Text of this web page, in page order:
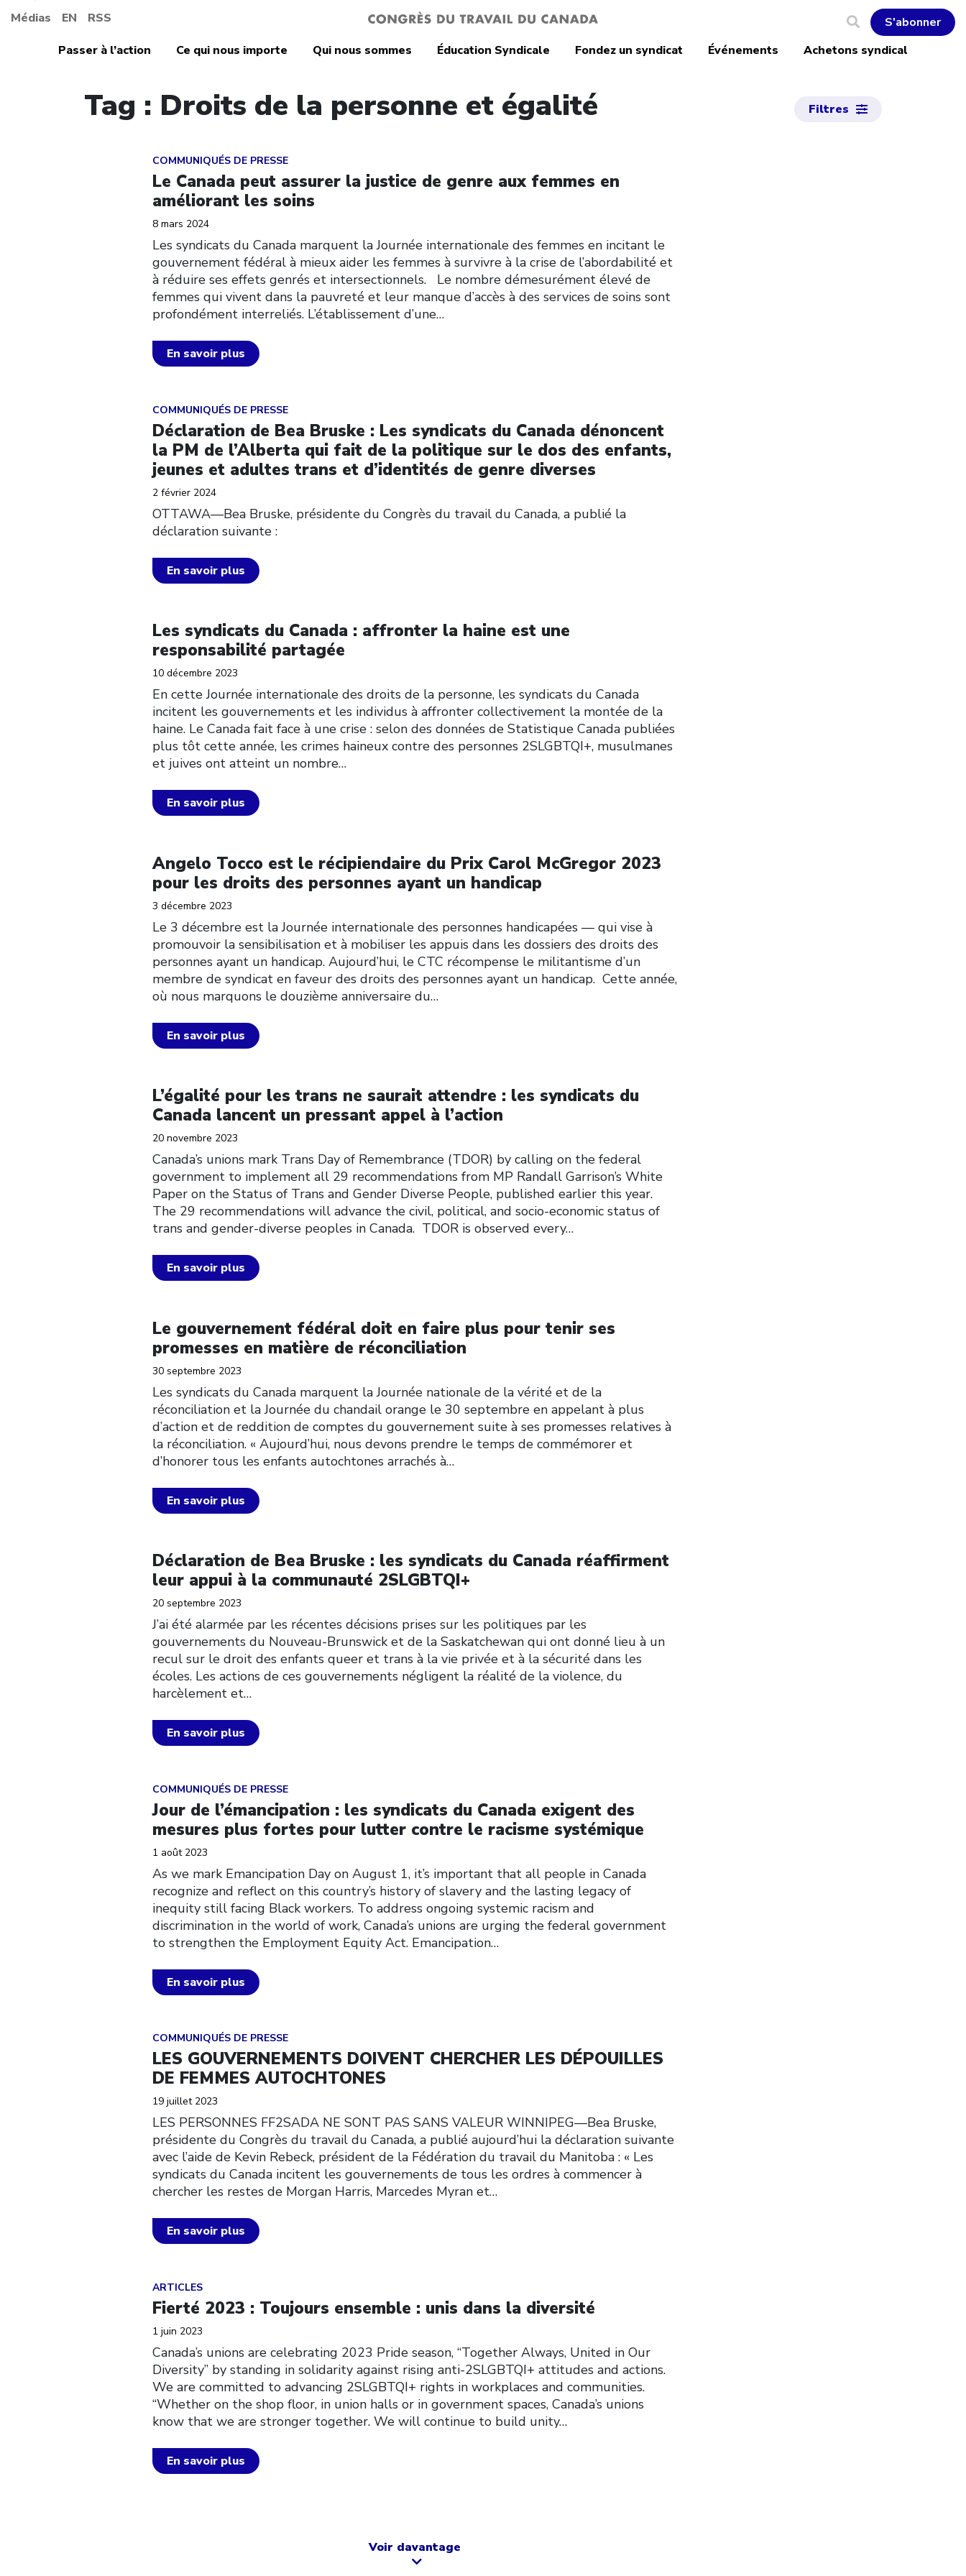
Médias EN RSS
S'abonner
Passer à l’action
Ce qui nous importe Qui nous sommes Éducation Syndicale Fondez un syndicat Événements Achetons syndical
Tag : Droits de la personne et égalité Filtres
COMMUNIQUÉS DE PRESSE
Le Canada peut assurer la justice de genre aux femmes en
améliorant les soins
8 mars 2024
Les syndicats du Canada marquent la Journée internationale des femmes en incitant le
gouvernement fédéral à mieux aider les femmes à survivre à la crise de l’abordabilité et
à réduire ses effets genrés et intersectionnels. Le nombre démesurément élevé de
femmes qui vivent dans la pauvreté et leur manque d’accès à des services de soins sont
profondément interreliés. L’établissement d’une…
En savoir plus
Click to open the link
COMMUNIQUÉS DE PRESSE
Déclaration de Bea Bruske : Les syndicats du Canada dénoncent
la PM de l’Alberta qui fait de la politique sur le dos des enfants,
jeunes et adultes trans et d’identités de genre diverses
2 février 2024
OTTAWA––Bea Bruske, présidente du Congrès du travail du Canada, a publié la
déclaration suivante :
En savoir plus
Click to open the link
Les syndicats du Canada : affronter la haine est une
responsabilité partagée
10 décembre 2023
En cette Journée internationale des droits de la personne, les syndicats du Canada
incitent les gouvernements et les individus à affronter collectivement la montée de la
haine. Le Canada fait face à une crise : selon des données de Statistique Canada publiées
plus tôt cette année, les crimes haineux contre des personnes 2SLGBTQI+, musulmanes
et juives ont atteint un nombre…
En savoir plus
Angelo Tocco est le récipiendaire du Prix Carol McGregor 2023
pour les droits des personnes ayant un handicap
3 décembre 2023
Le 3 décembre est la Journée internationale des personnes handicapées — qui vise à
promouvoir la sensibilisation et à mobiliser les appuis dans les dossiers des droits des
personnes ayant un handicap. Aujourd’hui, le CTC récompense le militantisme d’un
membre de syndicat en faveur des droits des personnes ayant un handicap. Cette année,
où nous marquons le douzième anniversaire du…
En savoir plus
L’égalité pour les trans ne saurait attendre : les syndicats du
Canada lancent un pressant appel à l’action
20 novembre 2023
Canada’s unions mark Trans Day of Remembrance (TDOR) by calling on the federal
government to implement all 29 recommendations from MP Randall Garrison’s White
Paper on the Status of Trans and Gender Diverse People, published earlier this year.
The 29 recommendations will advance the civil, political, and socio-economic status of
trans and gender-diverse peoples in Canada. TDOR is observed every…
En savoir plus
Le gouvernement fédéral doit en faire plus pour tenir ses
promesses en matière de réconciliation
30 septembre 2023
Les syndicats du Canada marquent la Journée nationale de la vérité et de la
réconciliation et la Journée du chandail orange le 30 septembre en appelant à plus
d’action et de reddition de comptes du gouvernement suite à ses promesses relatives à
la réconciliation. « Aujourd’hui, nous devons prendre le temps de commémorer et
d’honorer tous les enfants autochtones arrachés à…
En savoir plus
Déclaration de Bea Bruske : les syndicats du Canada réaffirment
leur appui à la communauté 2SLGBTQI+
20 septembre 2023
J’ai été alarmée par les récentes décisions prises sur les politiques par les
gouvernements du Nouveau-Brunswick et de la Saskatchewan qui ont donné lieu à un
recul sur le droit des enfants queer et trans à la vie privée et à la sécurité dans les
écoles. Les actions de ces gouvernements négligent la réalité de la violence, du
harcèlement et…
En savoir plus
COMMUNIQUÉS DE PRESSE
Jour de l’émancipation : les syndicats du Canada exigent des
mesures plus fortes pour lutter contre le racisme systémique
1 août 2023
As we mark Emancipation Day on August 1, it’s important that all people in Canada
recognize and reflect on this country’s history of slavery and the lasting legacy of
inequity still facing Black workers. To address ongoing systemic racism and
discrimination in the world of work, Canada’s unions are urging the federal government
to strengthen the Employment Equity Act. Emancipation…
En savoir plus
Click to open the link
COMMUNIQUÉS DE PRESSE
LES GOUVERNEMENTS DOIVENT CHERCHER LES DÉPOUILLES
DE FEMMES AUTOCHTONES
19 juillet 2023
LES PERSONNES FF2SADA NE SONT PAS SANS VALEUR WINNIPEG—Bea Bruske,
présidente du Congrès du travail du Canada, a publié aujourd’hui la déclaration suivante
avec l’aide de Kevin Rebeck, président de la Fédération du travail du Manitoba : « Les
syndicats du Canada incitent les gouvernements de tous les ordres à commencer à
chercher les restes de Morgan Harris, Marcedes Myran et…
En savoir plus
Click to open the link
ARTICLES
Fierté 2023 : Toujours ensemble : unis dans la diversité
1 juin 2023
Canada’s unions are celebrating 2023 Pride season, “Together Always, United in Our
Diversity” by standing in solidarity against rising anti-2SLGBTQI+ attitudes and actions.
We are committed to advancing 2SLGBTQI+ rights in workplaces and communities.
“Whether on the shop floor, in union halls or in government spaces, Canada’s unions
know that we are stronger together. We will continue to build unity…
En savoir plus
Voir davantage